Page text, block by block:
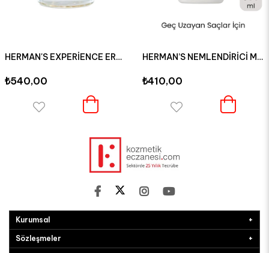
HERMAN'S EXPERİENCE ERKEK PARFÜM 60 ML
₺540,00
HERMAN’S NEMLENDİRİCİ MİNERAL ŞAMPUAN 300 ML
₺410,00
Kurumsal
Sözleşmeler